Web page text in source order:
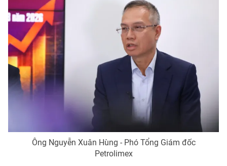
Ông Nguyễn Xuân Hùng - Phó Tổng Giám đốc
Petrolimex